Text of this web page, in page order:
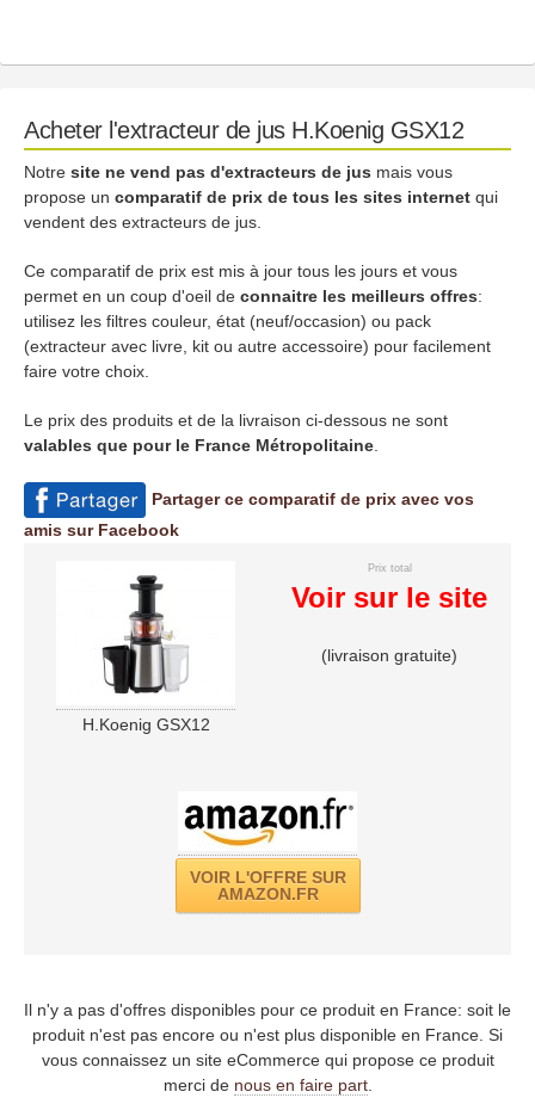
Acheter l'extracteur de jus H.Koenig GSX12
Notre site ne vend pas d'extracteurs de jus mais vous
propose un comparatif de prix de tous les sites internet qui
vendent des extracteurs de jus.
Ce comparatif de prix est mis à jour tous les jours et vous
permet en un coup d'oeil de connaitre les meilleurs offres:
utilisez les filtres couleur, état (neuf/occasion) ou pack
(extracteur avec livre, kit ou autre accessoire) pour facilement
faire votre choix.
Le prix des produits et de la livraison ci-dessous ne sont
valables que pour le France Métropolitaine
Partager ce comparatif de prix avec vos
amis sur Facebook
H.Koenig GSX12
Prix total
Voir sur le site
(livraison gratuite)
VOIR L'OFFRE SUR
AMAZON.FR
Il n'y a pas d'offres disponibles pour ce produit en France: soit le
produit n'est pas encore ou n'est plus disponible en France. Si
vous connaissez un site eCommerce qui propose ce produit
merci de nous en faire part.